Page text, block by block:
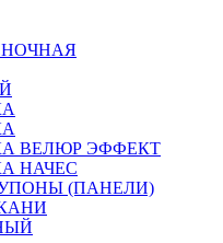
ВЕЛЮР ЭФФЕКТ
НАЧЕС
(ПАНЕЛИ)